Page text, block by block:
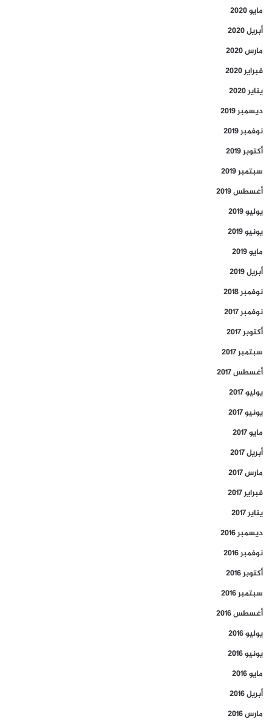
مايو 2020
أبريل 2020
مارس 2020
فبراير 2020
يناير 2020
ديسمبر 2019
نوفمبر 2019
أكتوبر 2019
سبتمبر 2019
أغسطس 2019
يوليو 2019
يونيو 2019
مايو 2019
أبريل 2019
نوفمبر 2018
نوفمبر 2017
أكتوبر 2017
سبتمبر 2017
أغسطس 2017
يوليو 2017
يونيو 2017
مايو 2017
أبريل 2017
مارس 2017
فبراير 2017
يناير 2017
ديسمبر 2016
نوفمبر 2016
أكتوبر 2016
سبتمبر 2016
أغسطس 2016
يوليو 2016
يونيو 2016
مايو 2016
أبريل 2016
مارس 2016